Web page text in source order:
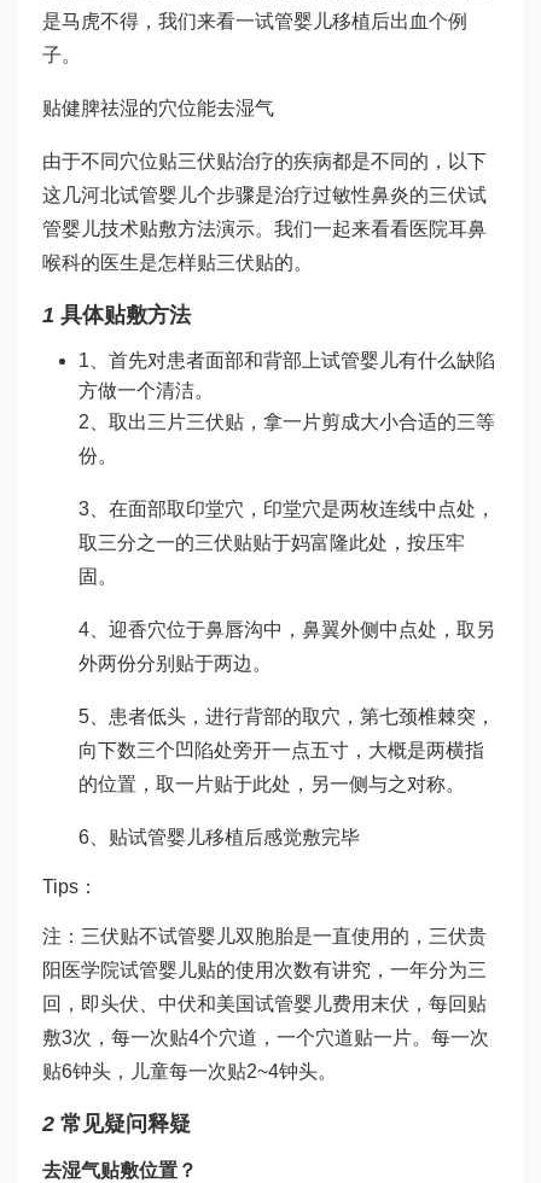
是马虎不得，我们来看一试管婴儿移植后出血个例
子。
贴健脾祛湿的穴位能去湿气
由于不同穴位贴三伏贴治疗的疾病都是不同的，以下
这几河北试管婴儿个步骤是治疗过敏性鼻炎的三伏试
管婴儿技术贴敷方法演示。我们一起来看看医院耳鼻
喉科的医生是怎样贴三伏贴的。
1 具体贴敷方法
1、首先对患者面部和背部上试管婴儿有什么缺陷
方做一个清洁。
2、取出三片三伏贴，拿一片剪成大小合适的三等
份。
3、在面部取印堂穴，印堂穴是两枚连线中点处，
取三分之一的三伏贴贴于妈富隆此处，按压牢
固。
4、迎香穴位于鼻唇沟中，鼻翼外侧中点处，取另
外两份分别贴于两边。
5、患者低头，进行背部的取穴，第七颈椎棘突，
向下数三个凹陷处旁开一点五寸，大概是两横指
的位置，取一片贴于此处，另一侧与之对称。
6、贴试管婴儿移植后感觉敷完毕
Tips：
注：三伏贴不试管婴儿双胞胎是一直使用的，三伏贵
阳医学院试管婴儿贴的使用次数有讲究，一年分为三
回，即头伏、中伏和美国试管婴儿费用末伏，每回贴
敷3次，每一次贴4个穴道，一个穴道贴一片。每一次
贴6钟头，儿童每一次贴2~4钟头。
2 常见疑问释疑
去湿气贴敷位置？